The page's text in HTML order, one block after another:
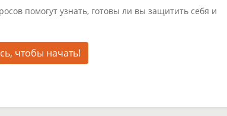
помогут узнать, готовы ли вы защитить себя и
чтобы начать!